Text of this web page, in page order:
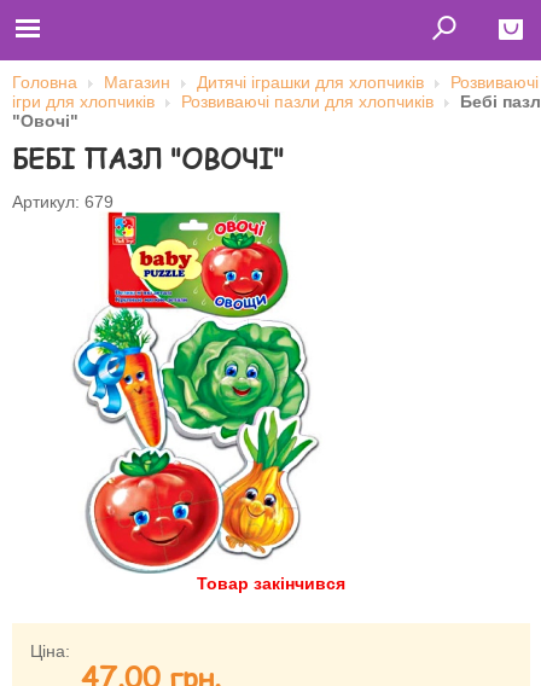
Close
Главная
Футболки
Толстовки (кенгурушки)
Свитшоты
Оплата и доставка
Сотрудничество
Ім'я користувача
Запам'ятати мене
Зареєструватися
Головна Магазин Дитячі іграшки для хлопчиків
Розвиваючі
ігри для хлопчиків
Розвиваючі пазли для хлопчиків
Бебі пазл
"Овочі"
БЕБІ ПАЗЛ "ОВОЧІ"
Артикул: 679
Товар закінчився
Ціна:
47.00 грн.